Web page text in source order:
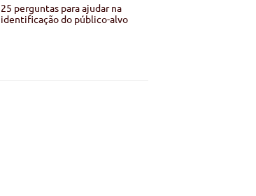
25 perguntas para ajudar na
identificação do público-alvo